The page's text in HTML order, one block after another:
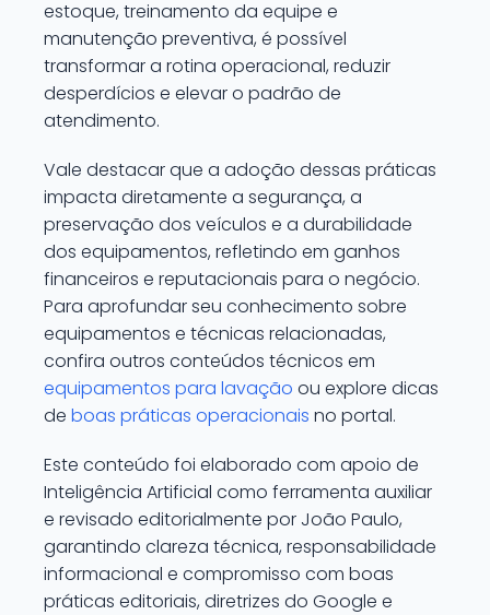
estoque, treinamento da equipe e
manutenção preventiva, é possível
transformar a rotina operacional, reduzir
desperdícios e elevar o padrão de
atendimento.
Vale destacar que a adoção dessas práticas
impacta diretamente a segurança, a
preservação dos veículos e a durabilidade
dos equipamentos, refletindo em ganhos
financeiros e reputacionais para o negócio.
Para aprofundar seu conhecimento sobre
equipamentos e técnicas relacionadas,
confira outros conteúdos técnicos em
equipamentos para lavação ou explore dicas
de boas práticas operacionais no portal.
Este conteúdo foi elaborado com apoio de
Inteligência Artificial como ferramenta auxiliar
e revisado editorialmente por João Paulo,
garantindo clareza técnica, responsabilidade
informacional e compromisso com boas
práticas editoriais, diretrizes do Google e